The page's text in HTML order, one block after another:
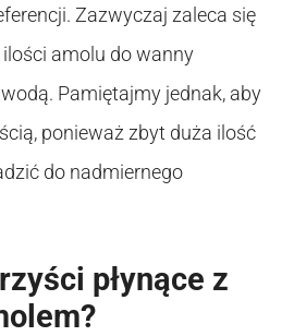
Zazwyczaj zaleca się
amolu do wanny
wodą. Pamiętajmy jednak, aby
ponieważ zbyt duża ilość
do nadmiernego
płynące z